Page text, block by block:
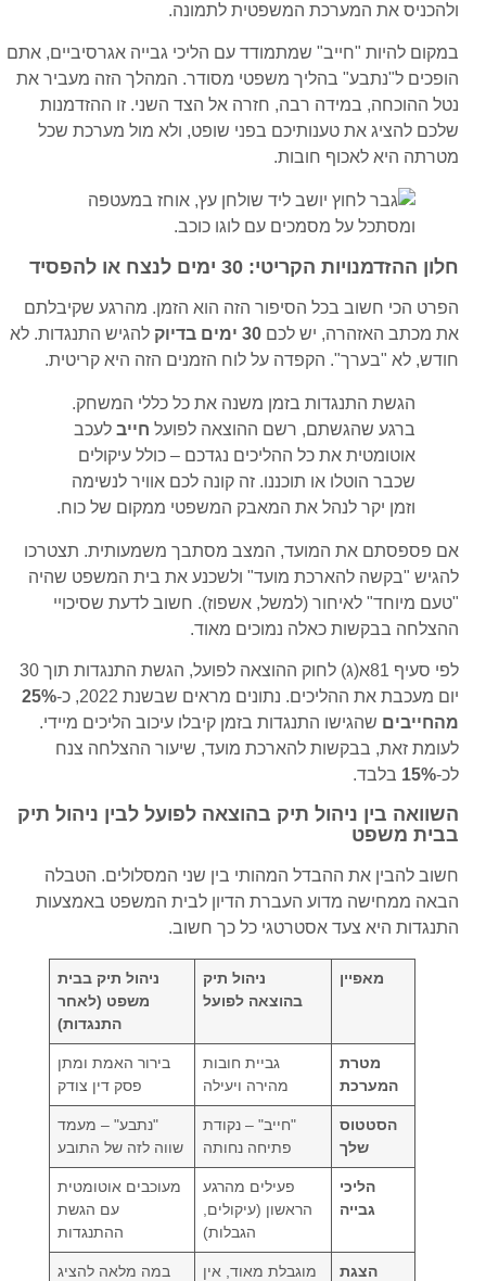
ולהכניס את המערכת המשפטית לתמונה.
במקום להיות "חייב" שמתמודד עם הליכי גבייה אגרסיביים, אתם
הופכים ל"נתבע" בהליך משפטי מסודר. המהלך הזה מעביר את
נטל ההוכחה, במידה רבה, חזרה אל הצד השני. זו ההזדמנות
שלכם להציג את טענותיכם בפני שופט, ולא מול מערכת שכל
מטרתה היא לאכוף חובות.
חלון ההזדמנויות הקריטי: 30 ימים לנצח או להפסיד
הפרט הכי חשוב בכל הסיפור הזה הוא הזמן. מהרגע שקיבלתם
את מכתב האזהרה, יש לכם 30 ימים בדיוק
להגיש התנגדות. לא
חודש, לא "בערך". הקפדה על לוח הזמנים הזה היא קריטית.
הגשת התנגדות בזמן משנה את כל כללי המשחק.
ברגע שהגשתם, רשם ההוצאה לפועל חייב לעכב
אוטומטית את כל ההליכים נגדכם – כולל עיקולים
שכבר הוטלו או תוכננו. זה קונה לכם אוויר לנשימה
וזמן יקר לנהל את המאבק המשפטי ממקום של כוח.
אם פספסתם את המועד, המצב מסתבך משמעותית. תצטרכו
להגיש "בקשה להארכת מועד" ולשכנע את בית המשפט שהיה
"טעם מיוחד" לאיחור (למשל, אשפוז). חשוב לדעת שסיכויי
ההצלחה בבקשות כאלה נמוכים מאוד.
לפי סעיף 81א(ג) לחוק ההוצאה לפועל, הגשת התנגדות תוך 30
יום מעכבת את ההליכים. נתונים מראים שבשנת 2022, כ-
25%
מהחייבים שהגישו התנגדות בזמן קיבלו עיכוב הליכים מיידי.
לעומת זאת, בבקשות להארכת מועד, שיעור ההצלחה צנח
לכ-15% בלבד.
השוואה בין ניהול תיק בהוצאה לפועל לבין ניהול תיק
בבית משפט
חשוב להבין את ההבדל המהותי בין שני המסלולים. הטבלה
הבאה ממחישה מדוע העברת הדיון לבית המשפט באמצעות
התנגדות היא צעד אסטרטגי כל כך חשוב.
מאפיין
ניהול תיק
בהוצאה לפועל
ניהול תיק בבית
משפט (לאחר
התנגדות)
מטרת
המערכת
גביית חובות
מהירה ויעילה
בירור האמת ומתן
פסק דין צודק
הסטטוס
שלך
"חייב" – נקודת
פתיחה נחותה
"נתבע" – מעמד
שווה לזה של התובע
הליכי
גבייה
פעילים מהרגע
הראשון (עיקולים,
הגבלות)
מעוכבים אוטומטית
עם הגשת
ההתנגדות
הצגת
מוגבלת מאוד, אין
במה מלאה להציג